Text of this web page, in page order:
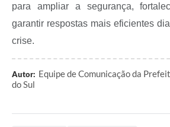
para ampliar a segurança,
garantir respostas mais eficientes
crise.
Autor: Equipe de Comunicação da
do Sul